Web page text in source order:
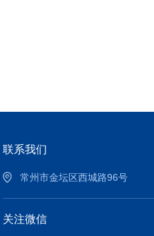
联系我们
常州市金坛区西城路96号
关注微信